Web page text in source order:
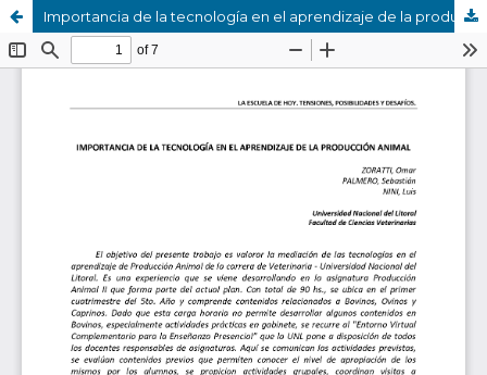
Importancia de la tecnología en el aprendizaje de la producción animal.